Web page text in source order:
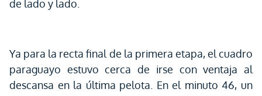
de lado y lado.
Ya para la recta final de la primera etapa, el cuadro
paraguayo estuvo cerca de irse con ventaja al
descansa en la última pelota. En el minuto 46, un